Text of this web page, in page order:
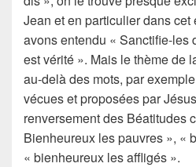
Jean et en particulier dans
avons entendu « Sanctifie-les
est vérité ». Mais le thème de
au-delà des mots, par
vécues et proposées par
renversement des Béatitudes
Bienheureux les pauvres », «
« bienheureux les affligés ».